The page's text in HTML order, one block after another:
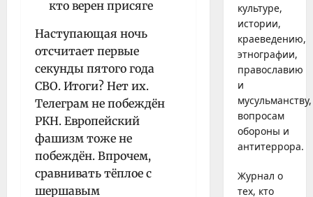
Наступающая ночь
отсчитает первые
секунды пятого года
СВО. Итоги? Нет их.
Телеграм не побеждён
РКН. Европейский
фашизм тоже не
побеждён. Впрочем,
сравнивать тёплое с
шершавым
культуре,
истории,
краеведению,
этнографии,
православию
и
мусульманству,
вопросам
обороны и
антитеррора.
Журнал о
тех, кто